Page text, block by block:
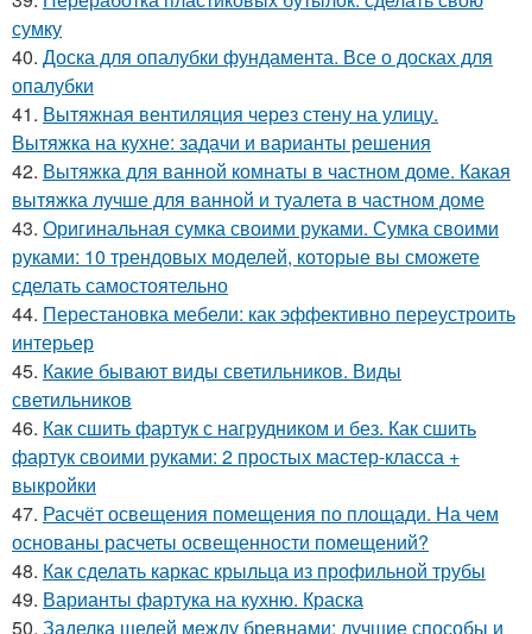
сумку
40. Доска для опалубки фундамента. Все о досках для
опалубки
41. Вытяжная вентиляция через стену на улицу.
Вытяжка на кухне: задачи и варианты решения
42. Вытяжка для ванной комнаты в частном доме. Какая
вытяжка лучше для ванной и туалета в частном доме
43. Оригинальная сумка своими руками. Сумка своими
руками: 10 трендовых моделей, которые вы сможете
сделать самостоятельно
44. Перестановка мебели: как эффективно переустроить
интерьер
45. Какие бывают виды светильников. Виды
светильников
46. Как сшить фартук с нагрудником и без. Как сшить
фартук своими руками: 2 простых мастер-класса +
выкройки
47. Расчёт освещения помещения по площади. На чем
основаны расчеты освещенности помещений?
48. Как сделать каркас крыльца из профильной трубы
49. Варианты фартука на кухню. Краска
50. Заделка щелей между бревнами: лучшие способы и